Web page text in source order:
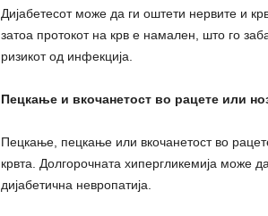
Дијабетесот може да ги оштети нервите и
затоа протокот на крв е намален, што го
ризикот од инфекција.
Пецкање и вкочанетост во рацете или
Пецкање, пецкање или вкочанетост во
крвта. Долгорочната хипергликемија може
дијабетична невропатија.